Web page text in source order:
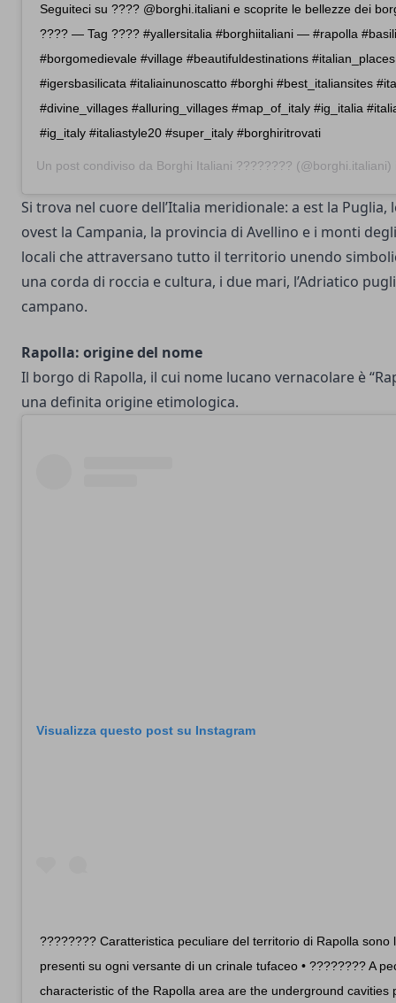
Seguiteci su ???? @borghi.italiani e scoprite le bellezze dei
???? — Tag ???? #yallersitalia #borghiitaliani — #rapolla
#borgomedievale #village #beautifuldestinations
#igersbasilicata #italiainunoscatto #borghi #best_italiansites
#divine_villages #alluring_villages #map_of_italy #ig_italia
#ig_italy #italiastyle20 #super_italy #borghiritrovati
Un post condiviso da Borghi Italiani ????????
Si trova nel cuore dell’Italia meridionale: a est la Puglia,
ovest la Campania, la provincia di Avellino e i monti
locali che attraversano tutto il territorio unendo
una corda di roccia e cultura, i due mari, l’Adriatico
campano.
Rapolla: origine del nome
Il borgo di Rapolla, il cui nome lucano vernacolare è
una definita origine etimologica.
Visualizza questo post su Instagram
???????? Caratteristica peculiare del territorio di Rapolla sono
presenti su ogni versante di un crinale tufaceo • ???????? A
characteristic of the Rapolla area are the underground cavities